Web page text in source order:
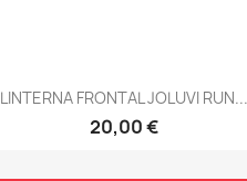
Vista rápida
LINTERNA FRONTAL JOLUVI RUN...
20,00 €